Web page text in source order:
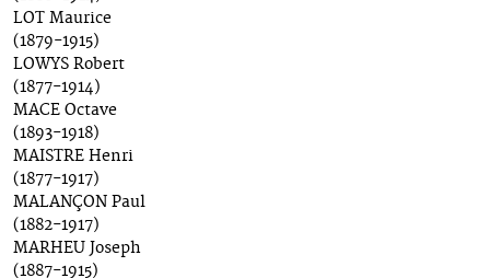
LOT Maurice
(1879-1915)
LOWYS Robert
(1877-1914)
MACE Octave
(1893-1918)
MAISTRE Henri
(1877-1917)
MALANÇON Paul
(1882-1917)
MARHEU Joseph
(1887-1915)